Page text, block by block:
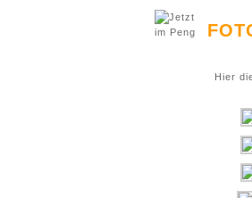
Hier